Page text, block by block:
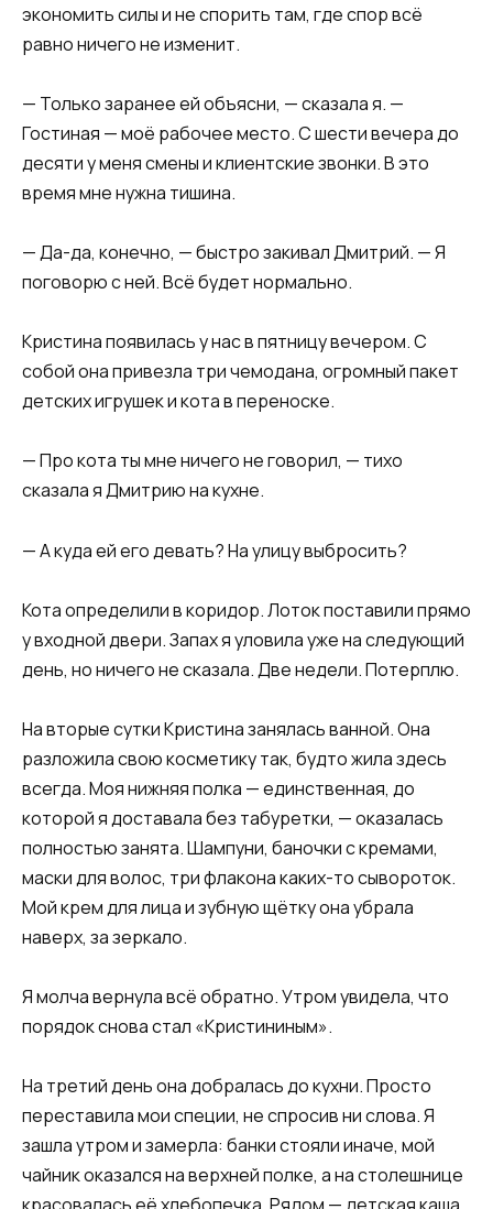
экономить силы и не спорить там, где спор всё
равно ничего не изменит.
— Только заранее ей объясни, — сказала я. —
Гостиная — моё рабочее место. С шести вечера до
десяти у меня смены и клиентские звонки. В это
время мне нужна тишина.
— Да-да, конечно, — быстро закивал Дмитрий. — Я
поговорю с ней. Всё будет нормально.
Кристина появилась у нас в пятницу вечером. С
собой она привезла три чемодана, огромный пакет
детских игрушек и кота в переноске.
— Про кота ты мне ничего не говорил, — тихо
сказала я Дмитрию на кухне.
— А куда ей его девать? На улицу выбросить?
Кота определили в коридор. Лоток поставили прямо
у входной двери. Запах я уловила уже на следующий
день, но ничего не сказала. Две недели. Потерплю.
На вторые сутки Кристина занялась ванной. Она
разложила свою косметику так, будто жила здесь
всегда. Моя нижняя полка — единственная, до
которой я доставала без табуретки, — оказалась
полностью занята. Шампуни, баночки с кремами,
маски для волос, три флакона каких-то сывороток.
Мой крем для лица и зубную щётку она убрала
наверх, за зеркало.
Я молча вернула всё обратно. Утром увидела, что
порядок снова стал «Кристининым».
На третий день она добралась до кухни. Просто
переставила мои специи, не спросив ни слова. Я
зашла утром и замерла: банки стояли иначе, мой
чайник оказался на верхней полке, а на столешнице